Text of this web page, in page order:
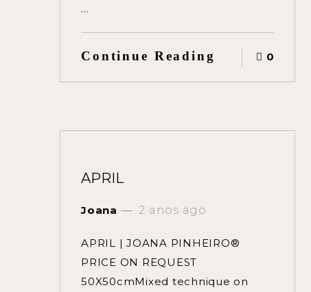
…
Continue Reading 0
APRIL
Joana 2 anos ago
APRIL | JOANA PINHEIRO®
PRICE ON REQUEST
50X50cmMixed technique on